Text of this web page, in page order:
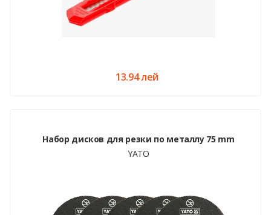
13.94 лей
Набор дисков для резки по металлу 75 mm
YATO